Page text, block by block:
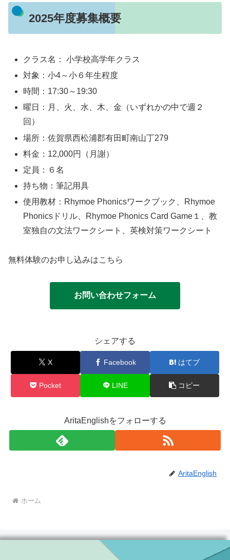
2025年度募集概要
クラス名： 小学校高学年クラス
対象：小4～小６年生程度
時間：17:30～19:30
曜日：月、火、水、木、金（いずれかの中で週２
回）
場所：佐賀県西松浦郡有田町南山丁279
料金：12,000円（月謝）
定員：６名
持ち物：筆記用具
使用教材：Rhymoe Phonicsワークブック、Rhymoe
Phonicsドリル、Rhymoe Phonics Card Game１、教
室独自の文法ワークシート、英検対策ワークシート
無料体験のお申し込みはこちら
お問い合わせフォーム
シェアする
X Facebook はてブ
Pocket LINE コピー
AritaEnglishをフォローする
AritaEnglish
ホーム